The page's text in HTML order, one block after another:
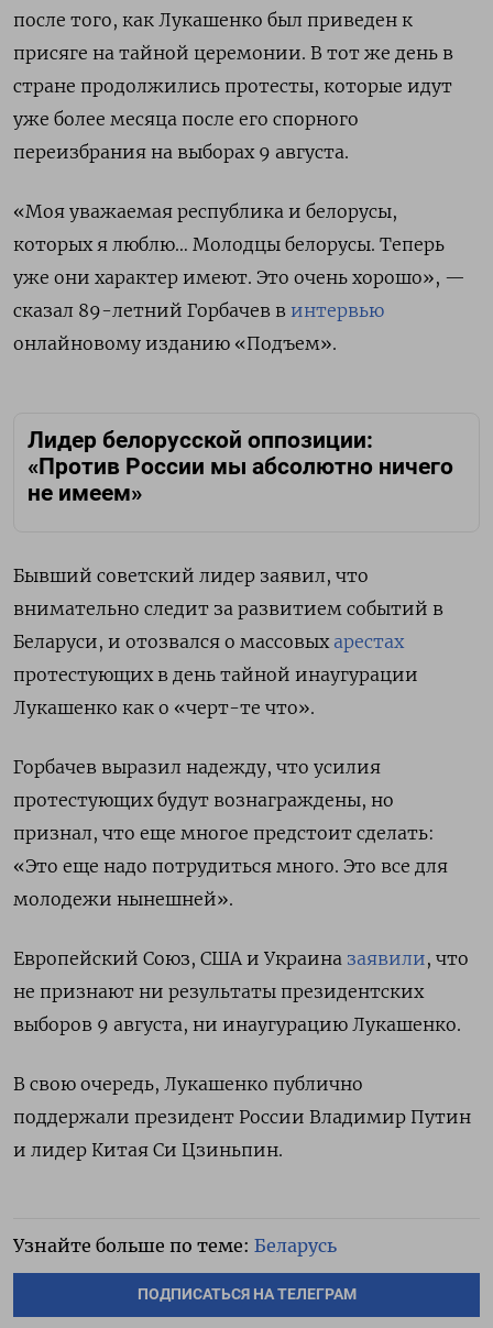
после того, как Лукашенко был приведен к
присяге на тайной церемонии. В тот же день в
стране продолжились протесты, которые идут
уже более месяца после его спорного
переизбрания на выборах 9 августа.
«Моя уважаемая республика и белорусы,
которых я люблю… Молодцы белорусы. Теперь
уже они характер имеют. Это очень хорошо», —
сказал 89-летний Горбачев в интервью
онлайновому изданию «Подъем».
Лидер белорусской оппозиции:
«Против России мы абсолютно ничего
не имеем»
Бывший советский лидер заявил, что
внимательно следит за развитием событий в
Беларуси, и отозвался о массовых арестах
протестующих в день тайной инаугурации
Лукашенко как о «черт-те что».
Горбачев выразил надежду, что усилия
протестующих будут вознаграждены, но
признал, что еще многое предстоит сделать:
«Это еще надо потрудиться много. Это все для
молодежи нынешней».
Европейский Союз, США и Украина заявили, что
не признают ни результаты президентских
выборов 9 августа, ни инаугурацию Лукашенко.
В свою очередь, Лукашенко публично
поддержали президент России Владимир Путин
и лидер Китая Си Цзиньпин.
Узнайте больше по теме: Беларусь
ПОДПИСАТЬСЯ НА ТЕЛЕГРАМ